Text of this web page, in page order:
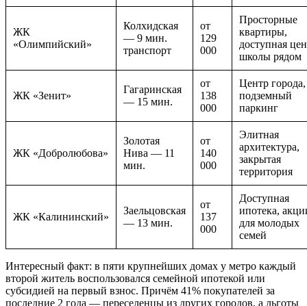
ЖК
«Олимпийский»
Колхидская
— 9 мин.
транспорт
от
129
000
Просторные
квартиры,
доступная
школы рядом
ЖК «Зенит»
Гагаринская
— 15 мин.
от
138
000
Центр города,
подземный
паркинг
ЖК «Добролюбова»
Золотая
Нива — 11
мин.
от
140
000
Элитная
архитектура,
закрытая
территория
ЖК «Калининский»
Заельцовская
— 13 мин.
от
137
000
Доступная
ипотека,
для молодых
семей
Интересный факт: в пяти крупнейших домах у метро каждый
второй житель воспользовался семейной ипотекой или
субсидией на первый взнос. Причём 41% покупателей за
последние 2 года — переселенцы из других городов, а льготы